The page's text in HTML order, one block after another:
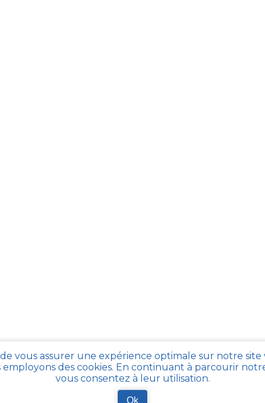
vous assurer une expérience optimale sur notre site
employons des cookies. En continuant à parcourir
vous consentez à leur utilisation.
Ok